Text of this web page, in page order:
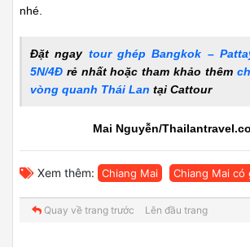
Ăn đêm ở Bangkok, thưởng
Yum Mama, phiên bản đặc
đôi topping
Địa điểm mới ở Bangkok,
để thưởng tiệc trà chiều
28/03/2019